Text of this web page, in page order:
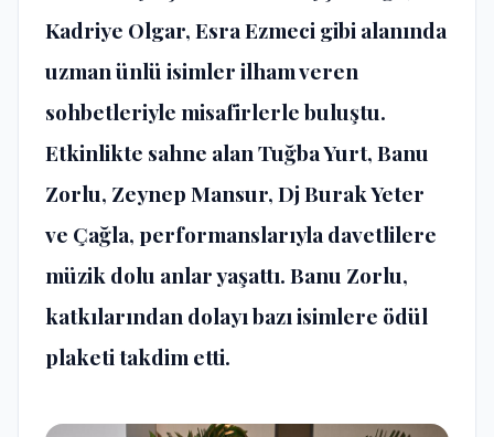
Kadriye Olgar, Esra Ezmeci gibi alanında
uzman ünlü isimler ilham veren
sohbetleriyle misafirlerle buluştu.
Etkinlikte sahne alan Tuğba Yurt, Banu
Zorlu, Zeynep Mansur, Dj Burak Yeter
ve Çağla, performanslarıyla davetlilere
müzik dolu anlar yaşattı. Banu Zorlu,
katkılarından dolayı bazı isimlere ödül
plaketi takdim etti.